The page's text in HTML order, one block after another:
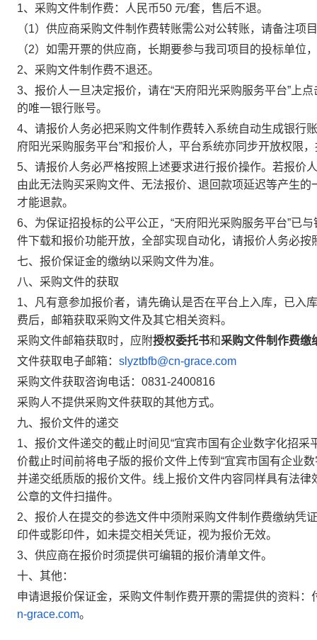
1、采购文件制作费：人民币50 元/套，售后不退。
（1）供应商采购文件制作费转账需公对公转账，请备注项
（2）如需开票的供应商，长期要参与我司项目的投标单位
2、采购文件制作费不退还。
3、报价人一旦决定报价，请在“天府阳光采购服务平台”上点
的唯一银行账号。
4、请报价人务必把采购文件制作费转入系统自动生成银行
府阳光采购服务平台”和报价人，平台系统亦同步开放权限
5、请报价人务必严格按照上述要求进行报价操作。若报价
由此无法购买采购文件、无法报价、退回款项延迟等产生
才能退款。
6、为保证招投标的公平公正，“天府阳光采购服务平台”已
件下载和报价功能开放，全部实现自动化，请报价人务必
七、报价保证金的缴纳以采购文件为准。
八、采购文件的获取
1、凡有意参加报价者，请先确认是否在平台上入库，已入
费后，邮箱获取采购文件及其它相关资料。
采购文件邮箱获取时，应附授权委托书和采购文件制作费缴
文件获取电子邮箱： slyztbfb@cn-grace.com
采购文件获取咨询电话： 0831-2400816
采购人不提供采购文件获取的其他方式。
九、报价文件的递交
1、报价文件递交的截止时间见“宜宾市国有企业数字化招采
价截止时间前将电子版的报价文件上传到“宜宾市国有企业
并递交纸质版的报价文件。线上报价文件内容同样具有法
公章的文件扫描件。
2、报价人在提交的参选文件中须附采购文件制作费缴纳凭
印件或影印件，如未提交相关凭证，视为报价无效。
3、供应商在报价时须提供可编辑的报价清单文件。
十、其他：
申请退报价保证金，采购文件制作费开票的需提供的资料
n-grace.com。